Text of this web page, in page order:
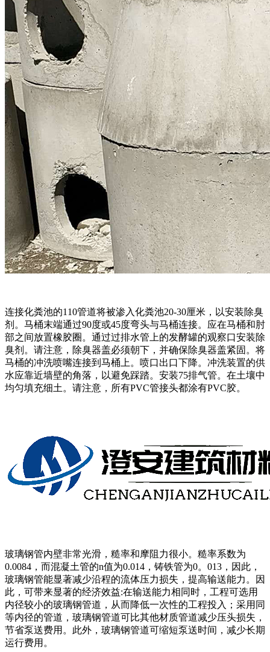
连接化粪池的110管道将被渗入化粪池20-30厘米，以安装除臭
剂。马桶末端通过90度或45度弯头与马桶连接。应在马桶和肘
部之间放置橡胶圈。通过过排水管上的发酵罐的观察口安装除
臭剂。请注意，除臭器盖必须朝下，并确保除臭器盖紧固。将
马桶的冲洗喷嘴连接到马桶上。喷口出口下降。冲洗装置的供
水应靠近墙壁的角落，以避免踩踏。安装75排气管。在土壤中
均匀填充细土。请注意，所有PVC管接头都涂有PVC胶。
玻璃钢管内壁非常光滑，糙率和摩阻力很小。糙率系数为
0.0084，而混凝土管的n值为0.014，铸铁管为0。013，因此，
玻璃钢管能显著减少沿程的流体压力损失，提高输送能力。因
此，可带来显著的经济效益:在输送能力相同时，工程可选用
内径较小的玻璃钢管道，从而降低一次性的工程投入；采用同
等内径的管道，玻璃钢管道可比其他材质管道减少压头损失，
节省泵送费用。此外，玻璃钢管道可缩短泵送时间，减少长期
运行费用。